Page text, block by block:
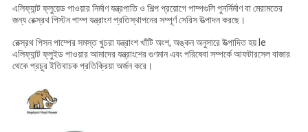
এলিফ্যান্ট ফ্লুয়েড পাওয়ার নির্মাণ যন্ত্রপাতি ও শিল্প প্রয়োগে পাম্পগুলি পুনর্নির্মাণ বা মেরামতের
জন্য রেক্স্রথ পিস্টন পাম্প যন্ত্রাংশ প্রতিস্থাপনের সম্পূর্ণ সেরিস উত্পাদন করছে।
রেক্স্রথ পিসন পাম্পের সমস্ত খুচরা যন্ত্রাংশ খাঁটি অংশ, অঙ্কন অনুসারে উত্পাদিত হয় le
এলিফ্যান্ট ফ্লুইড পাওয়ার আমাদের যন্ত্রাংশের গুণমান এবং পরিষেবা সম্পর্কে আফটারসেল বাজার
থেকে প্রচুর ইতিবাচক প্রতিক্রিয়া অর্জন করে।